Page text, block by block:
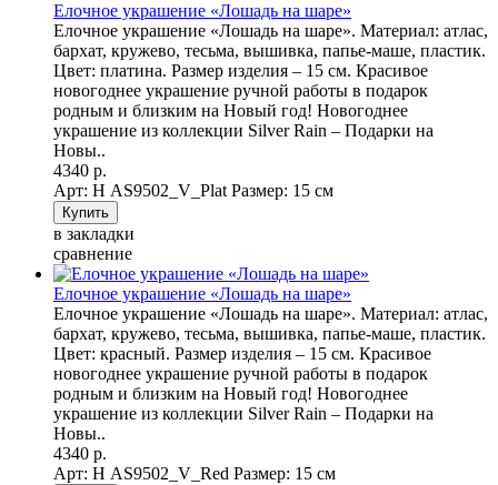
Елочное украшение «Лошадь на шаре»
Елочное украшение «Лошадь на шаре». Материал: атлас,
бархат, кружево, тесьма, вышивка, папье-маше, пластик.
Цвет: платина. Размер изделия – 15 см. Красивое
новогоднее украшение ручной работы в подарок
родным и близким на Новый год! Новогоднее
украшение из коллекции Silver Rain – Подарки на
Новы..
4340 р.
Арт: Н AS9502_V_Plat Размер: 15 см
в закладки
сравнение
Елочное украшение «Лошадь на шаре»
Елочное украшение «Лошадь на шаре». Материал: атлас,
бархат, кружево, тесьма, вышивка, папье-маше, пластик.
Цвет: красный. Размер изделия – 15 см. Красивое
новогоднее украшение ручной работы в подарок
родным и близким на Новый год! Новогоднее
украшение из коллекции Silver Rain – Подарки на
Новы..
4340 р.
Арт: Н AS9502_V_Red Размер: 15 см